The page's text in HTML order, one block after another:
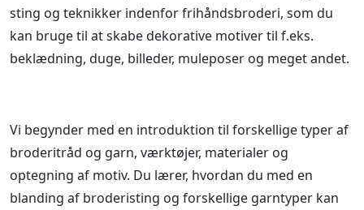
sting og teknikker indenfor frihåndsbroderi, som du
kan bruge til at skabe dekorative motiver til f.eks.
beklædning, duge, billeder, muleposer og meget andet.
Vi begynder med en introduktion til forskellige typer af
broderitråd og garn, værktøjer, materialer og
optegning af motiv. Du lærer, hvordan du med en
blanding af broderisting og forskellige garntyper kan